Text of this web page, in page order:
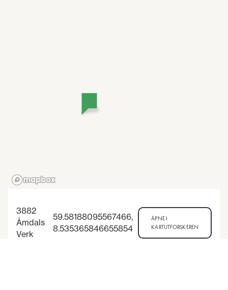
3882
Åmdals
Verk
59.58188095567466,
8.535365846655854
ÅPNE I
KARTUTFORSKEREN